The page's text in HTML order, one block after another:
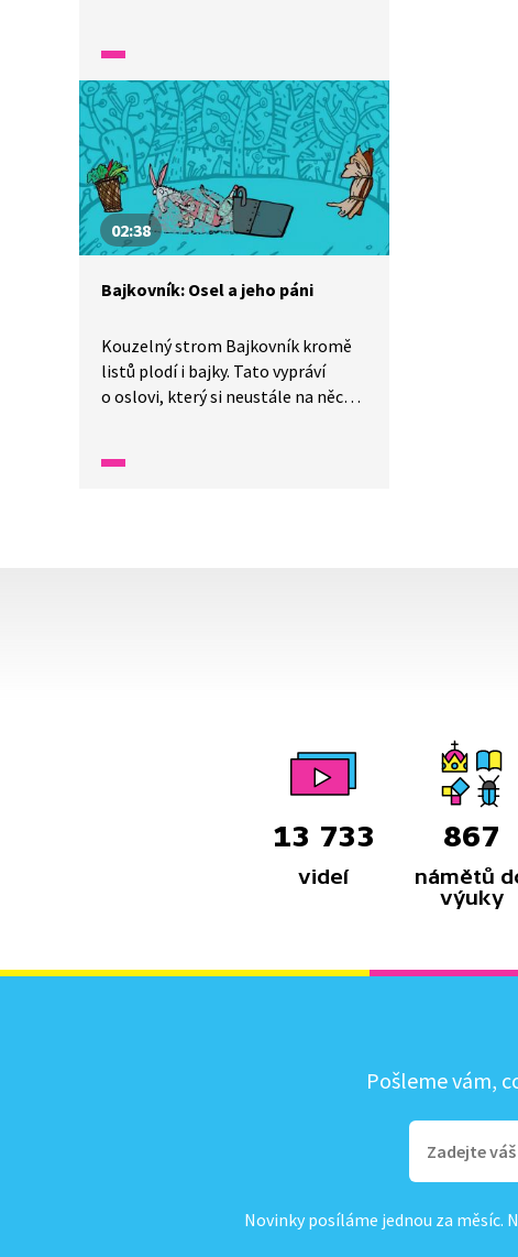
za ponaučení? Bajka je simultánně
tlumočena do znakového jazyka.
02:38
Bajkovník: Osel a jeho páni
Kouzelný strom Bajkovník kromě
listů plodí i bajky. Tato vypráví
o oslovi, který si neustále na něco
ponaučení si z toho odneseme?
13 733
videí
867
námětů
výuky
Pošleme vám,
Novinky posíláme jednou za měsíc.